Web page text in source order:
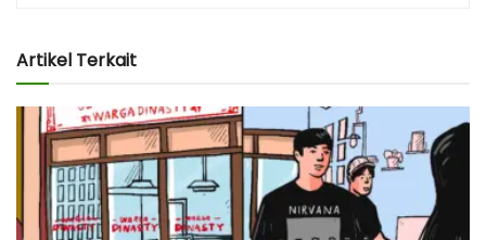
Artikel Terkait